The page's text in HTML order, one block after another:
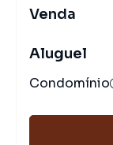
Venda
Aluguel
Condomínio